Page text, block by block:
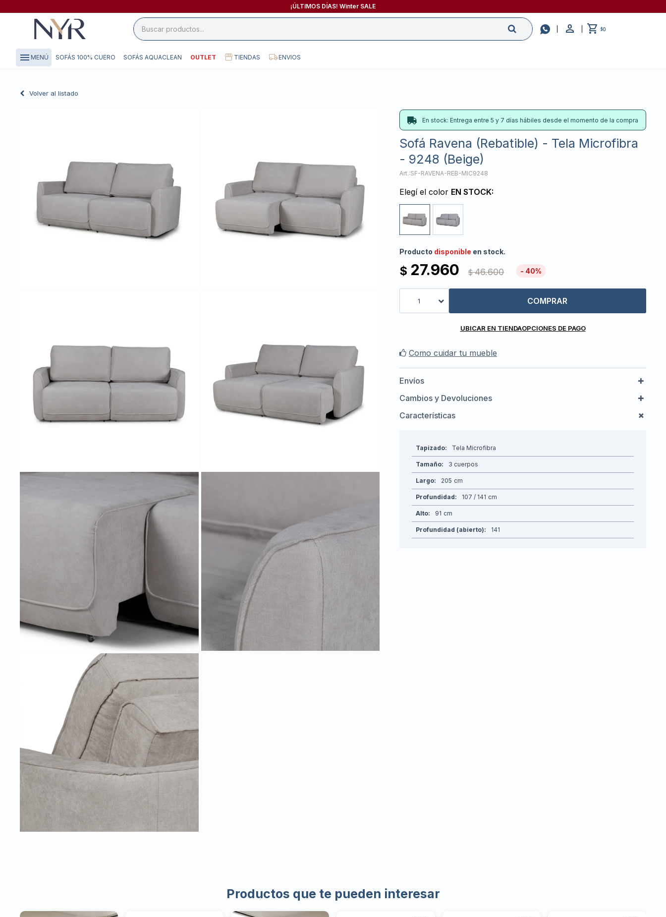
¡ÚLTIMOS DÍAS! Winter SALE
 $0
menu MENÚ SOFÁS 100% CUERO SOFÁS AQUACLEAN OUTLET TIENDAS ENVIOS
Volver al listado
En stock: Entrega entre 5 y 7 días hábiles desde el momento de la compra
Sofá Ravena (Rebatible) - Tela Microfibra
- 9248 (Beige)
SF-RAVENA-REB-MIC9248
Elegí el color EN STOCK:
Producto disponible en stock.
$ 27.960 $ 46.600 40
1 COMPRAR
UBICAR EN TIENDAOPCIONES DE PAGO
Como cuidar tu mueble
Envíos
Cambios y Devoluciones
Características
Tapizado Tela Microfibra
Tamaño 3 cuerpos
Largo 205
Profundidad 107 / 141
Alto 91
Profundidad (abierto) 141
Productos que te pueden interesar
close